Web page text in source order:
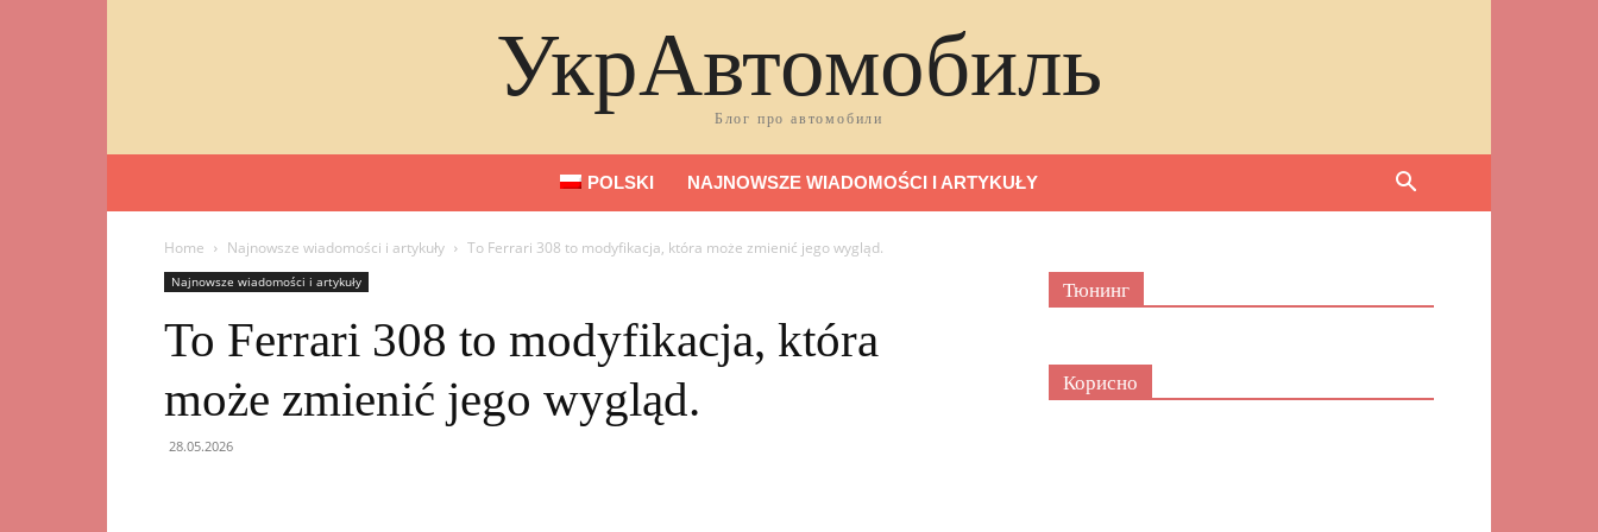
УкрАвтомобиль
Блог про автомобили
POLSKI NAJNOWSZE WIADOMOŚCI I ARTYKUŁY
Home Najnowsze wiadomości i artykuły To Ferrari 308 to modyfikacja, która może zmienić jego wygląd.
Najnowsze wiadomości i artykuły
To Ferrari 308 to modyfikacja, która
może zmienić jego wygląd.
28.05.2026
Тюнинг
Корисно